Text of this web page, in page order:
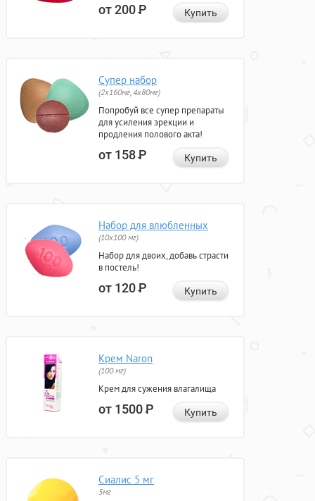
от 200Р Купить
Супер набор
(2х160мг, 4х80мг)
Попробуй все супер препараты
для усиления эрекции и
продления полового акта!
от 158Р Купить
Набор для влюбленных
(10х100 мг)
Набор для двоих, добавь страсти
в постель!
от 120Р Купить
Крем Naron
(100 мг)
Крем для сужения влагалища
от 1500Р Купить
Сиалис 5 мг
5мг